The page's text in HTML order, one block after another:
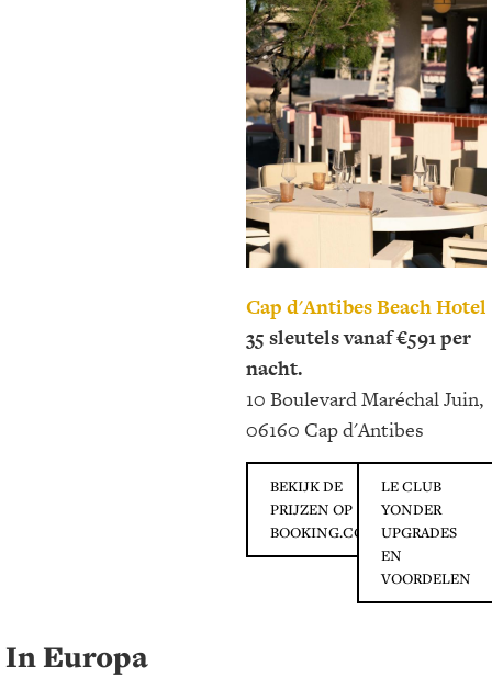
Cap d'Antibes Beach Hotel
35 sleutels vanaf €591 per
nacht.
10 Boulevard Maréchal Juin,
06160 Cap d'Antibes
BEKIJK DE
PRIJZEN OP
BOOKING.COM
LE CLUB
YONDER
UPGRADES
EN
VOORDELEN
In Europa